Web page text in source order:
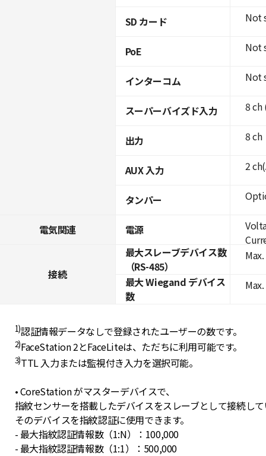
SD カード
PoE
インターコム
スーパーバイズド入力
出力
AUX 入力
タンパー
電気関連 電源
接続
最大スレーブデバイス数
（RS-485）
最大 Wiegand デバイス
数
Not
Not
Not
8 ch
8 ch
2
1)認証情報データなしで登録されたユーザーの数です。
2)FaceStation 2とFaceLiteは、ただちに利用可能です。
3)TTL 入力または監視付き入力を選択可能。
• CoreStation がマスターデバイスで、
指紋センサーを搭載したデバイスをスレーブとして接続し
そのデバイスを指紋認証に使用できます。
- 最大指紋認証情報数（1:N）：100,000
- 最大指紋認証情報数（1:1）：500,000